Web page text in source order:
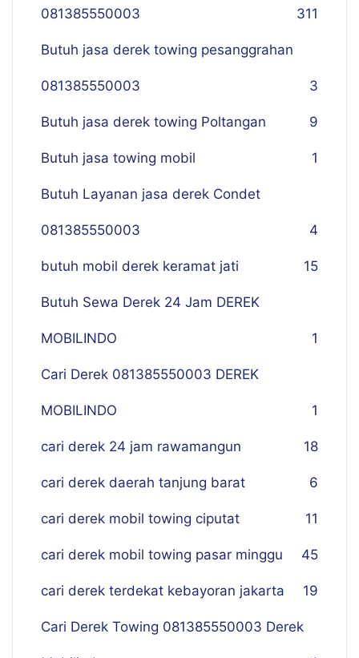
081385550003 311
Butuh jasa derek towing pesanggrahan
081385550003 3
Butuh jasa derek towing Poltangan 9
Butuh jasa towing mobil 1
Butuh Layanan jasa derek Condet
081385550003 4
butuh mobil derek keramat jati 15
Butuh Sewa Derek 24 Jam DEREK
MOBILINDO 1
Cari Derek 081385550003 DEREK
MOBILINDO 1
cari derek 24 jam rawamangun 18
cari derek daerah tanjung barat 6
cari derek mobil towing ciputat 11
cari derek mobil towing pasar minggu 45
cari derek terdekat kebayoran jakarta 19
Cari Derek Towing 081385550003 Derek